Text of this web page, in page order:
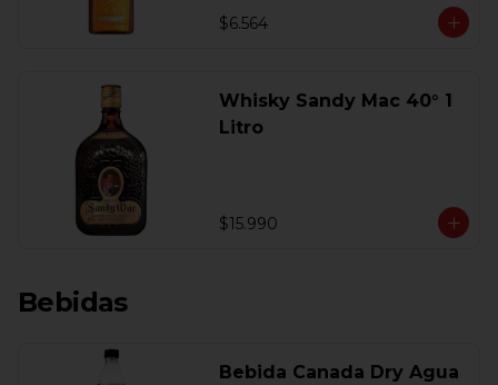
$6.564
Whisky Sandy Mac 40° 1
Litro
$15.990
Bebidas
Bebida Canada Dry Agua